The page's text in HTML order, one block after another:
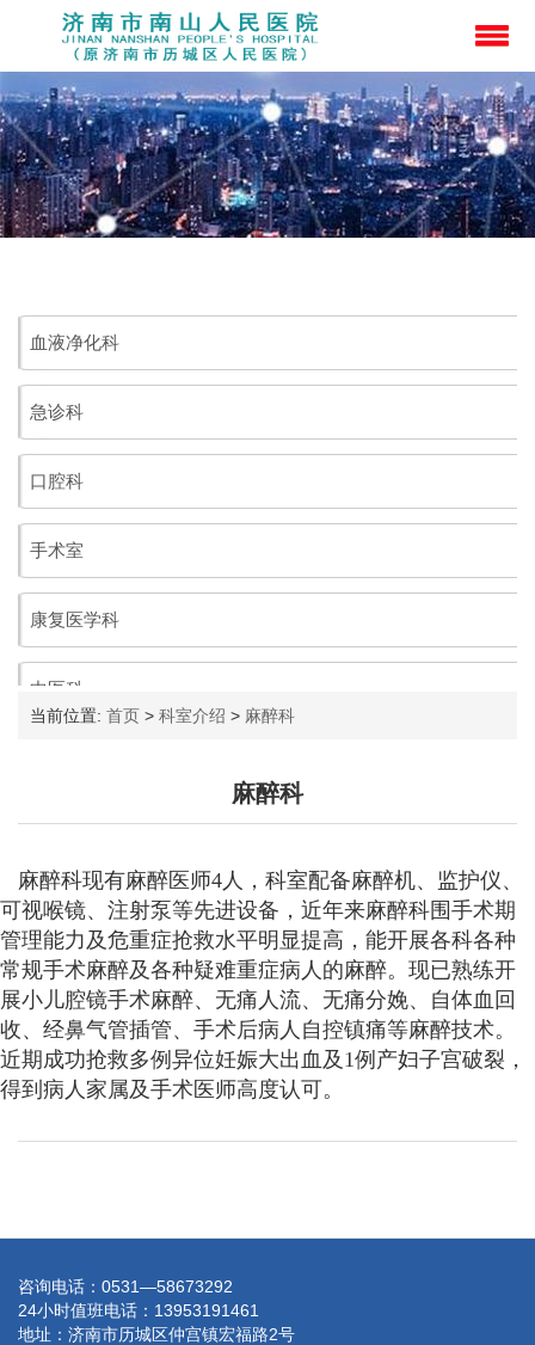
当前位置: 首页 > 科室介绍 > 麻醉科
麻醉科
麻醉科现有麻醉医师4人，科室配备麻醉机、监护仪、
可视喉镜、注射泵等先进设备，近年来麻醉科围手术期
管理能力及危重症抢救水平明显提高，能开展各科各种
常规手术麻醉及各种疑难重症病人的麻醉。现已熟练开
展小儿腔镜手术麻醉、无痛人流、无痛分娩、自体血回
收、经鼻气管插管、手术后病人自控镇痛等麻醉技术。
近期成功抢救多例异位妊娠大出血及1例产妇子宫破裂，
得到病人家属及手术医师高度认可。
咨询电话：0531—58673292
24小时值班电话：13953191461
地址：济南市历城区仲宫镇宏福路2号